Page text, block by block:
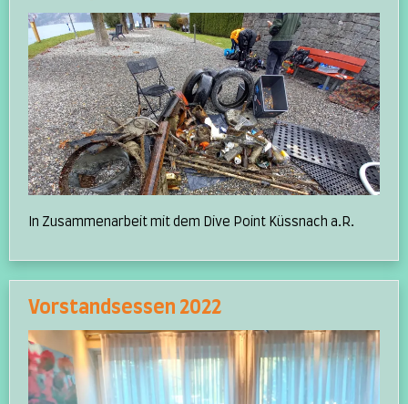
In Zusammenarbeit mit dem Dive Point Küssnach a.R.
Vorstandsessen 2022